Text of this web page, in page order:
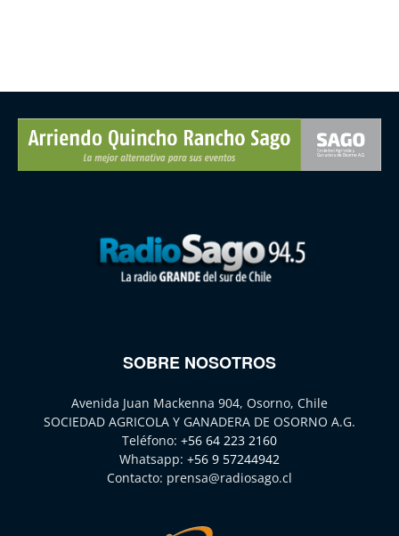
SOBRE NOSOTROS
Avenida Juan Mackenna 904, Osorno, Chile
SOCIEDAD AGRICOLA Y GANADERA DE OSORNO A.G.
Teléfono: +56 64 223 2160
Whatsapp: +56 9 57244942
Contacto: prensa@radiosago.cl